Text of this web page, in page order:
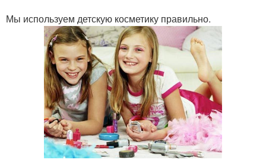
Мы используем детскую косметику правильно.